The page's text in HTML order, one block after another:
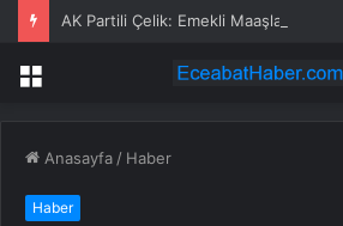
Menü
Anasayfa / Haber
Haber